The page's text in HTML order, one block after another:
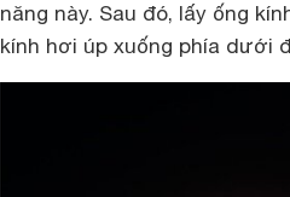
năng này. Sau đó, lấy ống
kính hơi úp xuống phía dưới